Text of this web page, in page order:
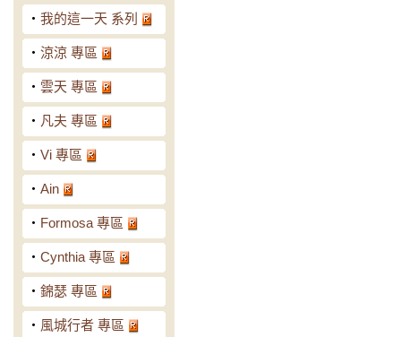
‧ 我的這一天 系列
‧ 涼涼 專區
‧ 雲天 專區
‧ 凡夫 專區
‧ Vi 專區
‧ Ain
‧ Formosa 專區
‧ Cynthia 專區
‧ 錦瑟 專區
‧ 風城行者 專區